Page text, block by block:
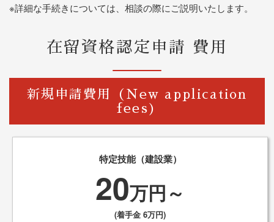
※詳細な手続きについては、相談の際にご説明いたします。
在留資格認定申請 費用
新規申請費用（New application
fees)
特定技能（建設業）
20万円～
(着手金 6万円)